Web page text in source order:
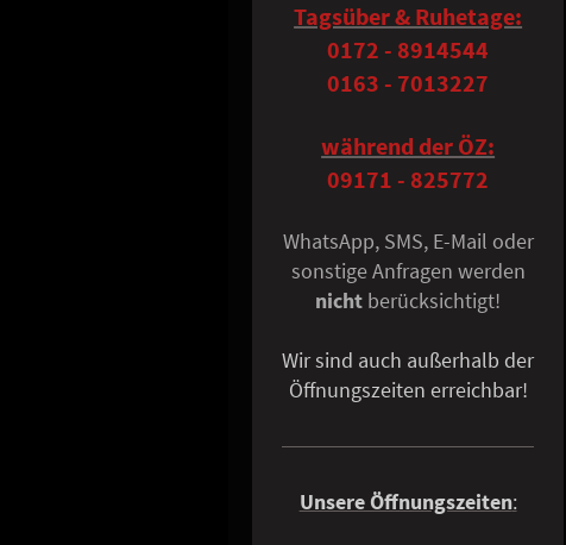
Tagsüber & Ruhetage:
0172 - 8914544
0163 - 7013227
während der ÖZ:
09171 - 825772
WhatsApp, SMS, E-Mail oder
sonstige Anfragen werden
nicht berücksichtigt!
Wir sind auch außerhalb der
Öffnungszeiten erreichbar!
Unsere Öffnungszeiten: